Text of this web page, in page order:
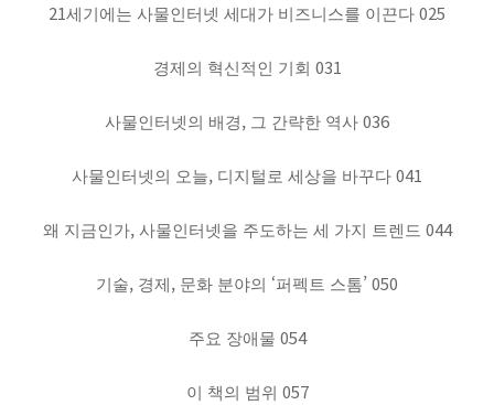
21세기에는 사물인터넷 세대가 비즈니스를 이끈다 025
경제의 혁신적인 기회 031
사물인터넷의 배경, 그 간략한 역사 036
사물인터넷의 오늘, 디지털로 세상을 바꾸다 041
왜 지금인가, 사물인터넷을 주도하는 세 가지 트렌드 044
기술, 경제 , 문화 분야의 ‘퍼펙트 스톰’050
주요 장애물 054
이 책의 범위 057